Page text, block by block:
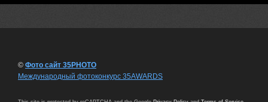
© Фото сайт 35PHOTO
Международный фотоконкурс 35AWARDS